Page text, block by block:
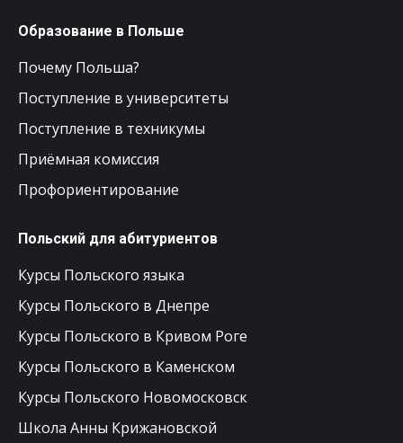
Образование в Польше
Почему Польша?
Поступление в университеты
Поступление в техникумы
Приёмная комиссия
Профориентирование
Польский для абитуриентов
Курсы Польского языка
Курсы Польского в Днепре
Курсы Польского в Кривом Роге
Курсы Польского в Каменском
Курсы Польского Новомосковск
Школа Анны Крижановской